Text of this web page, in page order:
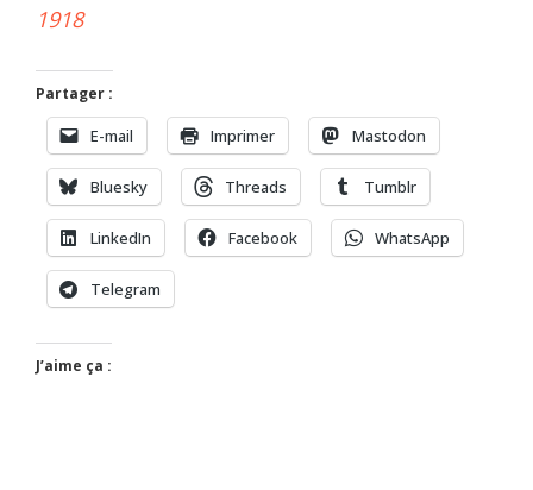
1918
Partager :
E-mail Imprimer Mastodon
Bluesky Threads Tumblr
LinkedIn Facebook WhatsApp
Telegram
J’aime ça :